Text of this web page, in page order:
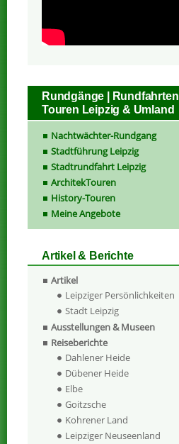
Rundgänge | Rundfahrten |
Touren Leipzig & Umland
Nachtwächter-Rundgang
Stadtführung Leipzig
Stadtrundfahrt Leipzig
ArchitekTouren
History-Touren
Meine Angebote
Artikel & Berichte
Artikel
Leipziger Persönlichkeiten
Stadt Leipzig
Ausstellungen & Museen
Reiseberichte
Dahlener Heide
Dübener Heide
Elbe
Goitzsche
Kohrener Land
Leipziger Neuseenland